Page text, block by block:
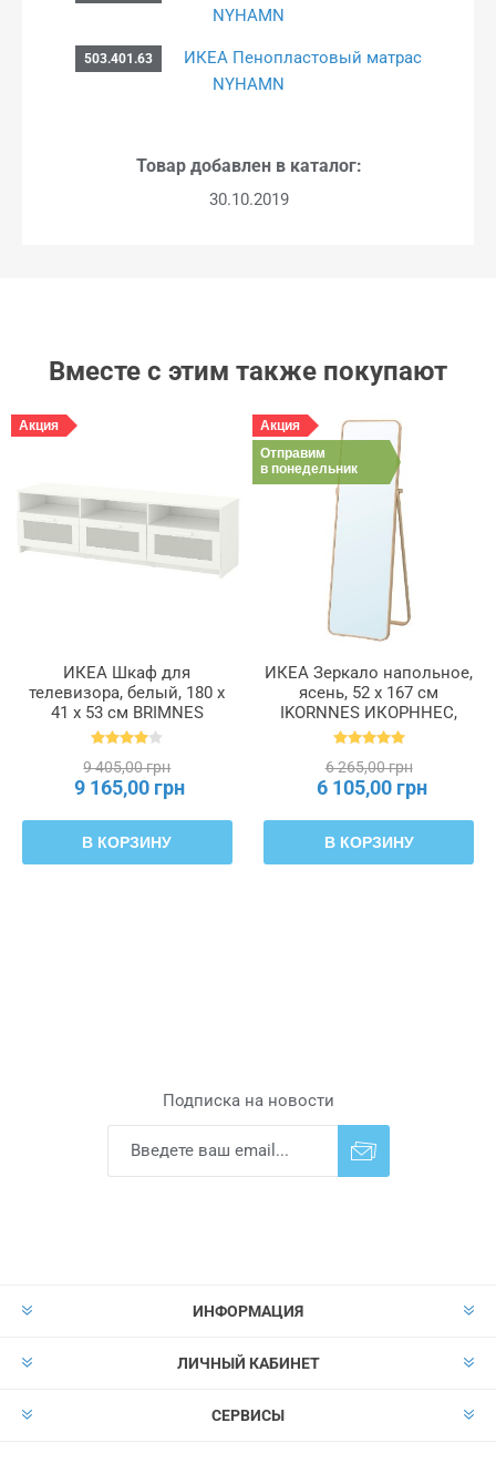
NYHAMN
503.401.63
ИКЕА Пенопластовый матрас
NYHAMN
Товар добавлен в каталог:
30.10.2019
Вместе с этим также покупают
Акция
ИКЕА Шкаф для
телевизора, белый, 180 x
41 x 53 см BRIMNES
БРИМНЭС, 504.098.74
9 405,00 грн
9 165,00 грн
В КОРЗИНУ
Акция
Отправим
в понедельник
ИКЕА Зеркало напольное,
ясень, 52 x 167 см
IKORNNES ИКОРННЕС,
302.983.96
6 265,00 грн
6 105,00 грн
В КОРЗИНУ
Подписка на новости
ИНФОРМАЦИЯ
ЛИЧНЫЙ КАБИНЕТ
СЕРВИСЫ